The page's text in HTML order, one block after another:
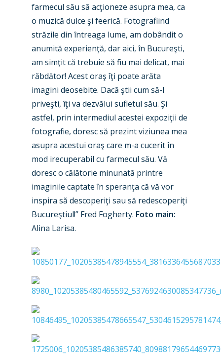
farmecul său să acţioneze asupra mea, ca
o muzică dulce şi feerică. Fotografiind
străzile din întreaga lume, am dobândit o
anumită experienţă, dar aici, în Bucureşti,
am simţit că trebuie să fiu mai delicat, mai
răbdător! Acest oraş îţi poate arăta
imagini deosebite. Dacă ştii cum să-l
priveşti, îţi va dezvălui sufletul său. Şi
astfel, prin intermediul acestei expoziţii de
fotografie, doresc să prezint viziunea mea
asupra acestui oraş care m-a cucerit în
mod irecuperabil cu farmecul său. Vă
doresc o călătorie minunată printre
imaginile captate în speranţa că vă vor
inspira să descoperiţi sau să redescoperiţi
Bucureştiul!” Fred Fogherty. Foto main:
Alina Larisa.
Paris 2023
Farnborough 2022
Dubai 2019
Paris 2019
Marketplace
Jobs
Contact